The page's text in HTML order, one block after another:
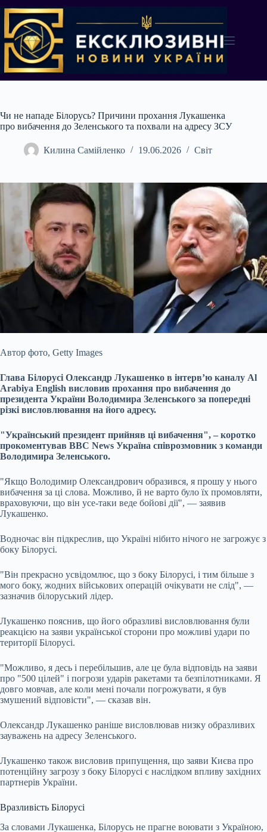
до
вмісту
Чи не нападе Білорусь? Причини прохання Лукашенка
про вибачення до Зеленського та похвали на адресу ЗСУ
Килина Самійленко 19.06.2026 Світ
Автор фото, Getty Images
Глава Білорусі Олександр Лукашенко в інтерв’ю каналу Al
Arabiya English висловив прохання про вибачення до
президента України Володимира Зеленського за попередні
різкі висловлювання на його адресу.
"Український президент прийняв ці вибачення", – коротко
прокоментував ВВС News Україна співрозмовник з команди
Володимира Зеленського.
"Якщо Володимир Олександрович образився, я прошу у нього
вибачення за ці слова. Можливо, й не варто було їх промовляти,
враховуючи, що він усе-таки веде бойові дії", — заявив
Лукашенко.
Водночас він підкреслив, що Україні нібито нічого не загрожує з
боку Білорусі.
"Він прекрасно усвідомлює, що з боку Білорусі, і тим більше з
мого боку, жодних військових операцій очікувати не слід", —
зазначив білоруський лідер.
Лукашенко пояснив, що його образливі висловлювання були
реакцією на заяви української сторони про можливі удари по
території Білорусі.
"Можливо, я десь і перебільшив, але це була відповідь на заяви
про "500 цілей" і погрози ударів ракетами та безпілотниками. Я
довго мовчав, але коли мені почали погрожувати, я був
змушений відповісти", — сказав він.
Олександр Лукашенко раніше висловлював низку образливих
зауважень на адресу Зеленського.
Лукашенко також висловив припущення, що заяви Києва про
потенційну загрозу з боку Білорусі є наслідком впливу західних
партнерів України.
Вразливість Білорусі
За словами Лукашенка, Білорусь не прагне воювати з Україною,